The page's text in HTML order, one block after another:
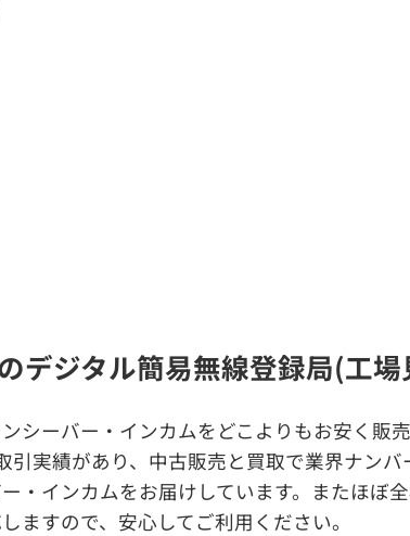
デジタル簡易無線登録局(工
シーバー・インカムをどこよりもお安く販
引実績があり、中古販売と買取で業界ナン
・インカムをお届けしています。またほぼ
ますので、安心してご利用ください。